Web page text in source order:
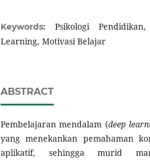
Keywords:Psikologi
Learning, Motivasi Belajar
ABSTRACT
Pembelajaran mendalam (deep
yang menekankan pemahaman
aplikatif, sehingga murid